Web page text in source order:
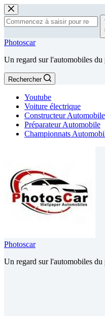
Passer
au
contenu
Aucun
Photoscar
Un regard sur l'automobiles du
Rechercher
Youtube
Voiture électrique
Constructeur Automobile
Préparateur Automobile
Championnats
Photoscar
Un regard sur l'automobiles du